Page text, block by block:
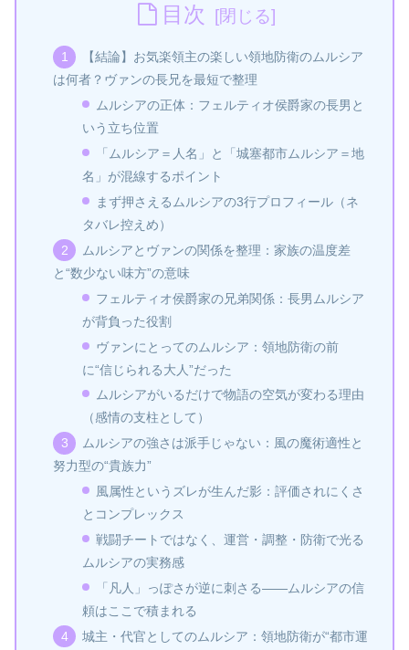
目次
【結論】お気楽領主の楽しい領地防衛のムルシア
は何者？ヴァンの長兄を最短で整理
ムルシアの正体：フェルティオ侯爵家の長男と
いう立ち位置
「ムルシア＝人名」と「城塞都市ムルシア＝地
名」が混線するポイント
まず押さえるムルシアの3行プロフィール（ネ
タバレ控えめ）
ムルシアとヴァンの関係を整理：家族の温度差
と“数少ない味方”の意味
フェルティオ侯爵家の兄弟関係：長男ムルシア
が背負った役割
ヴァンにとってのムルシア：領地防衛の前
に“信じられる大人”だった
ムルシアがいるだけで物語の空気が変わる理由
（感情の支柱として）
ムルシアの強さは派手じゃない：風の魔術適性と
努力型の“貴族力”
風属性というズレが生んだ影：評価されにくさ
とコンプレックス
戦闘チートではなく、運営・調整・防衛で光る
ムルシアの実務感
「凡人」っぽさが逆に刺さる――ムルシアの信
頼はここで積まれる
城主・代官としてのムルシア：領地防衛が“都市運